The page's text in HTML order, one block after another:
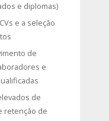
e diplomas)
e a seleção
de
e
de
retenção de